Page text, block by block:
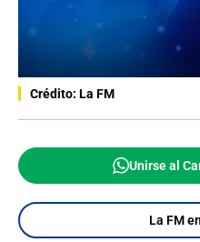
Crédito: La FM
Unirse al
La FM